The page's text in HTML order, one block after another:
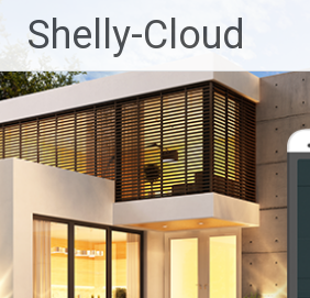
naar
de
inhoud
Shelly-Cloud